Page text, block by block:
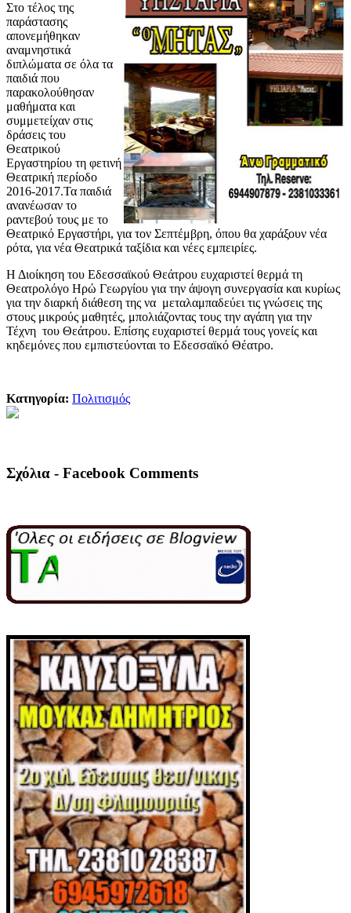
Στο τέλος της
παράστασης
απονεμήθηκαν
αναμνηστικά
διπλώματα σε όλα τα
παιδιά που
παρακολούθησαν
μαθήματα και
συμμετείχαν στις
δράσεις του
Θεατρικού
Εργαστηρίου τη φετινή
Θεατρική περίοδο
2016-2017.Τα παιδιά
ανανέωσαν το
ραντεβού τους με το
Θεατρικό Εργαστήρι, για τον Σεπτέμβρη, όπου θα χαράξουν νέα
ρότα, για νέα Θεατρικά ταξίδια και νέες εμπειρίες.
Η Διοίκηση του Εδεσσαϊκού Θεάτρου ευχαριστεί θερμά τη
Θεατρολόγο Ηρώ Γεωργίου για την άψογη συνεργασία και κυρίως
για την διαρκή διάθεση της να μεταλαμπαδεύει τις γνώσεις της
στους μικρούς μαθητές, μπολιάζοντας τους την αγάπη για την
Τέχνη του Θεάτρου. Επίσης ευχαριστεί θερμά τους γονείς και
κηδεμόνες που εμπιστεύονται το Εδεσσαϊκό Θέατρο.
Κατηγορία: Πολιτισμός
Σχόλια - Facebook Comments